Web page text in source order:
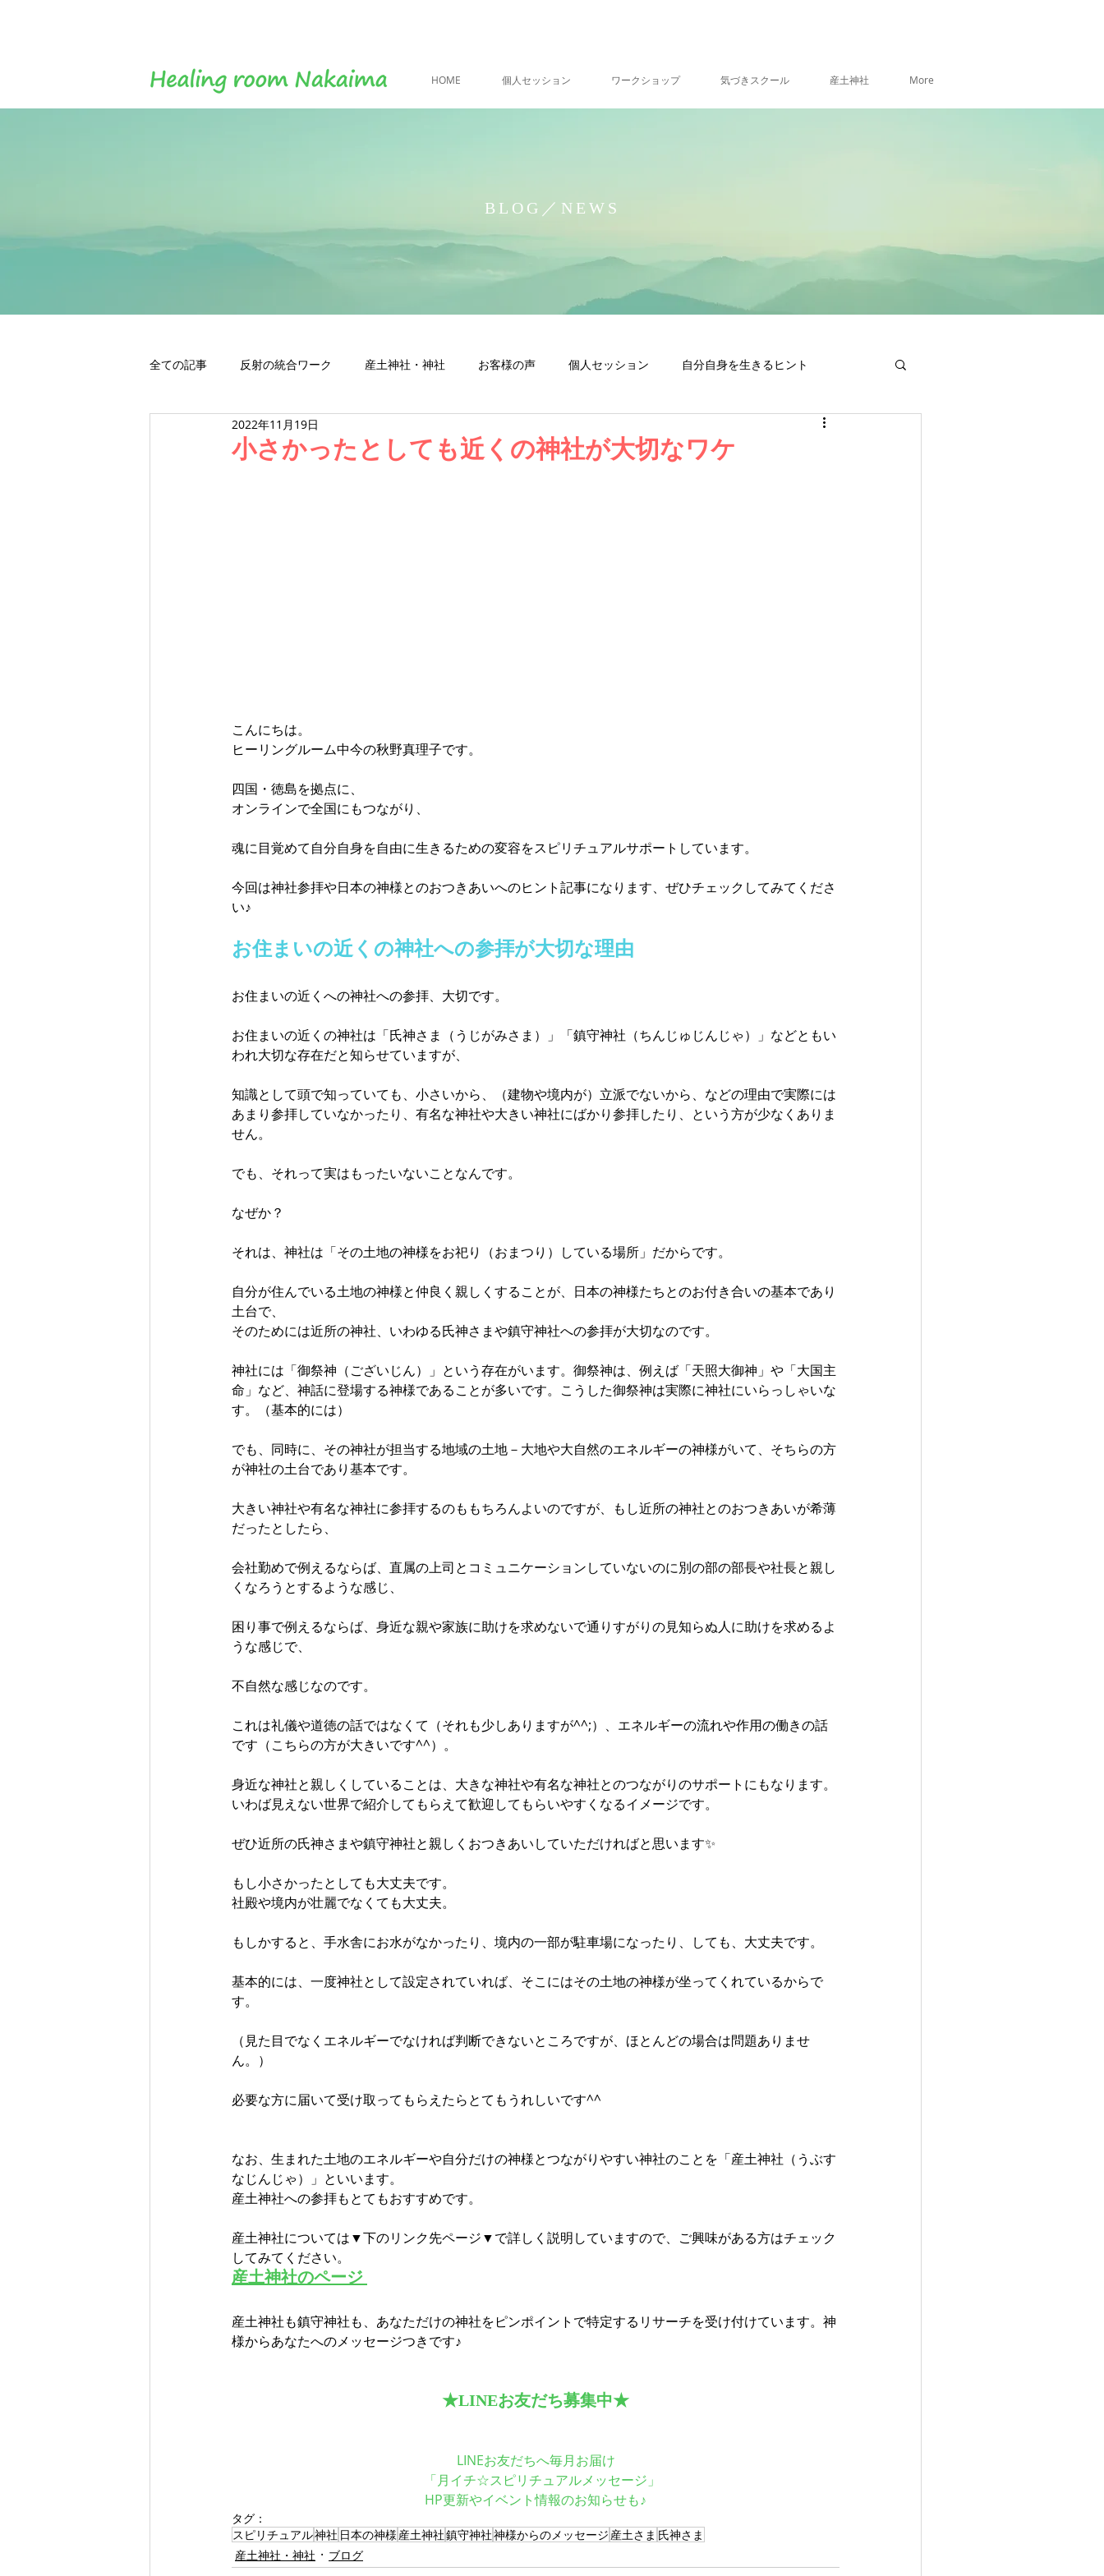
HOME 個人セッション ワークショップ 気づきスクール 産土神社 More
BLOG／NEWS
全ての記事 反射の統合ワーク 産土神社・神社 お客様の声 個人セッション 自分自身を生きるヒント
ワークショップ スクール
小さかったとしても近くの神社が大切なワケ
2022年11月19日
こんにちは。
ヒーリングルーム中今の秋野真理子です。
四国・徳島を拠点に、
オンラインで全国にもつながり、
魂に目覚めて自分自身を自由に生きるための変容をスピリチュアルサポートしています。
今回は神社参拝や日本の神様とのおつきあいへのヒント記事になります、ぜひチェックしてみてくださ
い♪
お住まいの近くの神社への参拝が大切な理由
お住まいの近くへの神社への参拝、大切です。
お住まいの近くの神社は「氏神さま（うじがみさま）」「鎮守神社（ちんじゅじんじゃ）」などともい
われ大切な存在だと知らせていますが、
知識として頭で知っていても、小さいから、（建物や境内が）立派でないから、などの理由で実際には
あまり参拝していなかったり、有名な神社や大きい神社にばかり参拝したり、という方が少なくありま
せん。
でも、それって実はもったいないことなんです。
なぜか？
それは、神社は「その土地の神様をお祀り（おまつり）している場所」だからです。
自分が住んでいる土地の神様と仲良く親しくすることが、日本の神様たちとのお付き合いの基本であり
土台で、
そのためには近所の神社、いわゆる氏神さまや鎮守神社への参拝が大切なのです。
神社には「御祭神（ございじん）」という存在がいます。御祭神は、例えば「天照大御神」や「大国主
命」など、神話に登場する神様であることが多いです。こうした御祭神は実際に神社にいらっしゃいな
す。（基本的には）
でも、同時に、その神社が担当する地域の土地－大地や大自然のエネルギーの神様がいて、そちらの方
が神社の土台であり基本です。
大きい神社や有名な神社に参拝するのももちろんよいのですが、もし近所の神社とのおつきあいが希薄
だったとしたら、
会社勤めで例えるならば、直属の上司とコミュニケーションしていないのに別の部の部長や社長と親し
くなろうとするような感じ、
困り事で例えるならば、身近な親や家族に助けを求めないで通りすがりの見知らぬ人に助けを求めるよ
うな感じで、
不自然な感じなのです。
これは礼儀や道徳の話ではなくて（それも少しありますが^^;）、エネルギーの流れや作用の働きの話
です（こちらの方が大きいです^^）。
身近な神社と親しくしていることは、大きな神社や有名な神社とのつながりのサポートにもなります。
いわば見えない世界で紹介してもらえて歓迎してもらいやすくなるイメージです。
ぜひ近所の氏神さまや鎮守神社と親しくおつきあいしていただければと思います✨
もし小さかったとしても大丈夫です。
社殿や境内が壮麗でなくても大丈夫。
もしかすると、手水舎にお水がなかったり、境内の一部が駐車場になったり、しても、大丈夫です。
基本的には、一度神社として設定されていれば、そこにはその土地の神様が坐ってくれているからで
す。
（見た目でなくエネルギーでなければ判断できないところですが、ほとんどの場合は問題ありませ
ん。）
必要な方に届いて受け取ってもらえたらとてもうれしいです^^
なお、生まれた土地のエネルギーや自分だけの神様とつながりやすい神社のことを「産土神社（うぶす
なじんじゃ）」といいます。
産土神社への参拝もとてもおすすめです。
産土神社については▼下のリンク先ページ▼で詳しく説明していますので、ご興味がある方はチェック
してみてください。
産土神社のページ
産土神社も鎮守神社も、あなただけの神社をピンポイントで特定するリサーチを受け付けています。神
様からあなたへのメッセージつきです♪
★LINEお友だち募集中★
LINEお友だちへ毎月お届け
「月イチ☆スピリチュアルメッセージ」
HP更新やイベント情報のお知らせも♪
タグ：
スピリチュアル神社 日本の神様 産土神社鎮守神社神様からのメッセージ 産土さま 氏神さま
産土神社・神社
ブログ